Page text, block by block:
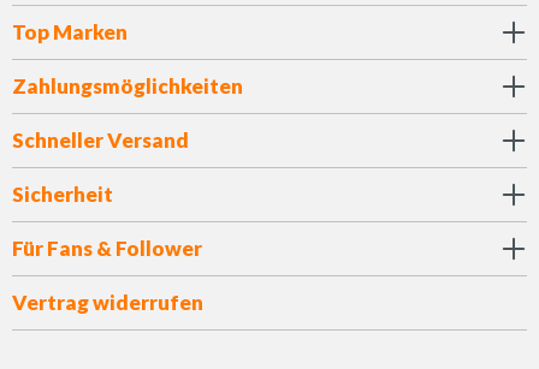
Top Marken
Zahlungsmöglichkeiten
Schneller Versand
Sicherheit
Für Fans & Follower
Vertrag widerrufen